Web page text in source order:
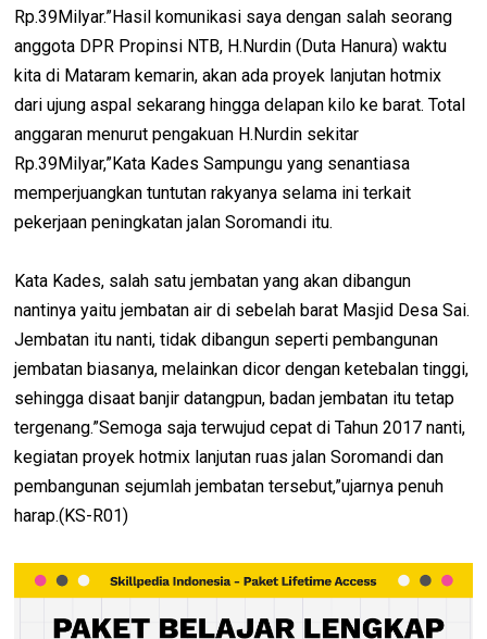
Rp.39Milyar.”Hasil komunikasi saya dengan salah seorang
anggota DPR Propinsi NTB, H.Nurdin (Duta Hanura) waktu
kita di Mataram kemarin, akan ada proyek lanjutan hotmix
dari ujung aspal sekarang hingga delapan kilo ke barat. Total
anggaran menurut pengakuan H.Nurdin sekitar
Rp.39Milyar,”Kata Kades Sampungu yang senantiasa
memperjuangkan tuntutan rakyanya selama ini terkait
pekerjaan peningkatan jalan Soromandi itu.
Kata Kades, salah satu jembatan yang akan dibangun
nantinya yaitu jembatan air di sebelah barat Masjid Desa Sai.
Jembatan itu nanti, tidak dibangun seperti pembangunan
jembatan biasanya, melainkan dicor dengan ketebalan tinggi,
sehingga disaat banjir datangpun, badan jembatan itu tetap
tergenang.”Semoga saja terwujud cepat di Tahun 2017 nanti,
kegiatan proyek hotmix lanjutan ruas jalan Soromandi dan
pembangunan sejumlah jembatan tersebut,”ujarnya penuh
harap.(KS-R01)